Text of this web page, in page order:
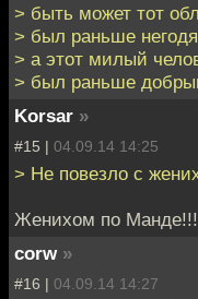
> быть может тот
> был раньше
> а этот милый
> был раньше
Korsar »
#15 | 04.09.14 14:25
> Не повезло с
Женихом по Манде!!!
corw »
#16 | 04.09.14 14:27